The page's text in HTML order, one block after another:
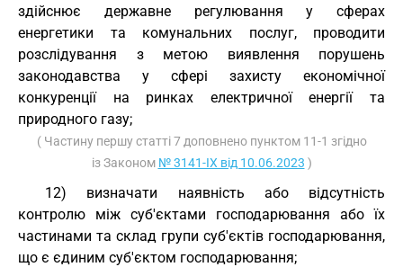
здійснює державне регулювання у сферах
енергетики та комунальних послуг, проводити
розслідування з метою виявлення порушень
законодавства у сфері захисту економічної
конкуренції на ринках електричної енергії та
природного газу;
( Частину першу статті 7 доповнено пунктом 11-1 згідно
із Законом № 3141-IX від 10.06.2023 )
12) визначати наявність або відсутність
контролю між суб'єктами господарювання або їх
частинами та склад групи суб'єктів господарювання,
що є єдиним суб'єктом господарювання;